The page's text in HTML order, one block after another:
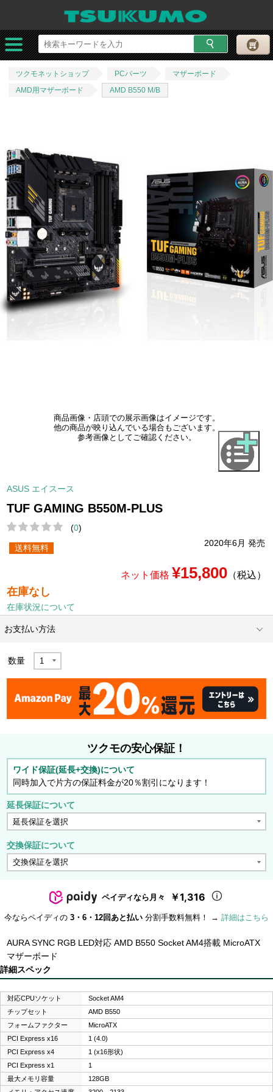
ツクモネットショップ PCパーツ
マザーボード
AMD用マザーボード
AMD B550 M/B
商品画像・店頭での展示画像はイメージです。
他の商品が映り込んでいる場合もございます。
参考画像としてご確認ください。
ASUS エイスース
TUF GAMING B550M-PLUS
(0)
2020年6月 発売
送料無料
ネット価格 ¥15,800（税込）
在庫なし
在庫状況について
お支払い方法
数量
ツクモの安心保証！
ワイド保証(延長+交換)について
同時加入で片方の保証料金が20％割引になります！
延長保証について
交換保証について
ペイディなら月々 ￥1,316
今ならペイディの 3・6・12回あと払い 分割手数料無料！ → 詳細はこちら
AURA SYNC RGB LED対応 AMD B550 Socket AM4搭載 MicroATX
マザーボード
詳細スペック
対応CPUソケット
Socket AM4
チップセット
AMD B550
フォームファクター
MicroATX
PCI Express x16
1 (4.0)
PCI Express x4
1 (x16形状)
PCI Express x1
1
最大メモリ容量
128GB